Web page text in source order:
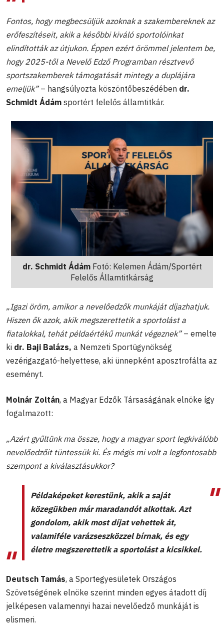
Fontos, hogy megbecsüljük azoknak a szakembereknek az
erőfeszítéseit, akik a későbbi kiváló sportolóinkat
elindították az útjukon. Éppen ezért örömmel jelentem be,
hogy 2025-től a Nevelő Edző Programban résztvevő
sportszakemberek támogatását mintegy a duplájára
emeljük”– hangsúlyozta köszöntőbeszédében dr.
Schmidt Ádám sportért felelős államtitkár.
dr. Schmidt ÁdámFotó: Kelemen Ádám/Sportért
Felelős Államtitkárság
„Igazi öröm, amikor a nevelőedzők munkáját díjazhatjuk.
Hiszen ők azok, akik megszerettetik a sportolást a
fiatalokkal, tehát példaértékű munkát végeznek”– emelte
ki dr. Baji Balázs, a Nemzeti Sportügynökség
vezérigazgató-helyettese, aki ünnepként aposztrofálta az
eseményt.
Molnár Zoltán, a Magyar Edzők Társaságának elnöke így
fogalmazott:
„Azért gyűltünk ma össze, hogy a magyar sport legkiválóbb
nevelőedzőit tüntessük ki. És mégis mi volt a legfontosabb
szempont a kiválasztásukkor?
Példaképeket kerestünk, akik a saját
közegükben már maradandót alkottak. Azt
gondolom, akik most díjat vehettek át,
valamiféle varázseszközzel bírnak, és egy
életre megszerettetik a sportolást a kicsikkel.
Deutsch Tamás, a Sportegyesületek Országos
Szövetségének elnöke szerint minden egyes átadott díj
jelképesen valamennyi hazai nevelőedző munkáját is
elismeri.